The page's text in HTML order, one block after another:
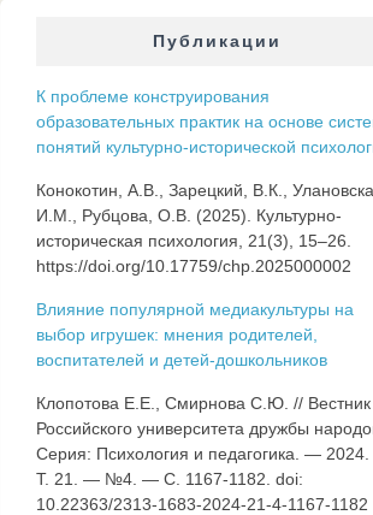
Публикации
К проблеме конструирования
образовательных практик на основе
понятий культурно-исторической
Конокотин, А.В., Зарецкий, В.К.,
И.М., Рубцова, О.В. (2025). Культурно-
историческая психология, 21(3), 15–26.
https://doi.org/10.17759/chp.2025000002
Влияние популярной медиакультуры на
выбор игрушек: мнения родителей,
воспитателей и детей-дошкольников
Клопотова Е.Е., Смирнова С.Ю. // Вестник
Российского университета дружбы
Серия: Психология и педагогика. —
Т. 21. — №4. — C. 1167-1182. doi:
10.22363/2313-1683-2024-21-4-1167-1182